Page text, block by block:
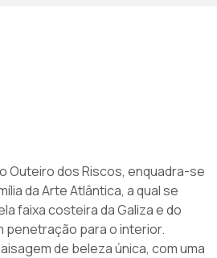
Outeiro dos Riscos, enquadra-se
da Arte Atlântica, a qual se
faixa costeira da Galiza e do
penetração para o interior.
de beleza única, com uma